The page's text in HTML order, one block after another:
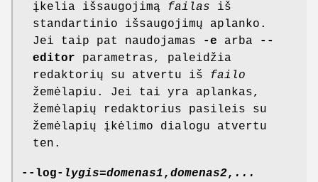
įkelia išsaugojimą failas iš
standartinio išsaugojimų aplanko.
Jei taip pat naudojamas
-e arba
--
editor parametras, paleidžia
redaktorių su atvertu iš failo
žemėlapiu. Jei tai yra aplankas,
žemėlapių redaktorius pasileis su
žemėlapių įkėlimo dialogu atvertu
ten.
--log- lygis=domenas1, domenas2, ...